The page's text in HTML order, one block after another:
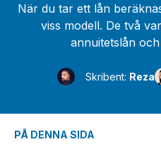
När du tar ett lån
viss modell. De två
annuitetslån
Skribent: Reza
PÅ DENNA SIDA